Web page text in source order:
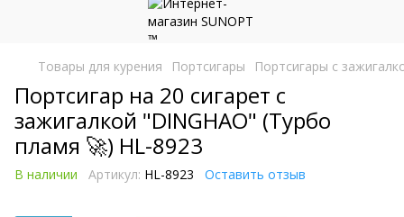
Товары для курения Портсигары Портсигары с
Портсигар на 20 сигарет с
зажигалкой "DINGHAO" (Турбо
пламя 🚀) HL-8923
В наличии Артикул: HL-8923 Оставить отзыв